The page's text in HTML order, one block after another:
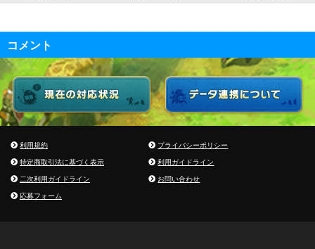
コメント
利用規約
プライバシーポリシー
特定商取引法に基づく表示
利用ガイドライン
二次利用ガイドライン
お問い合わせ
応募フォーム